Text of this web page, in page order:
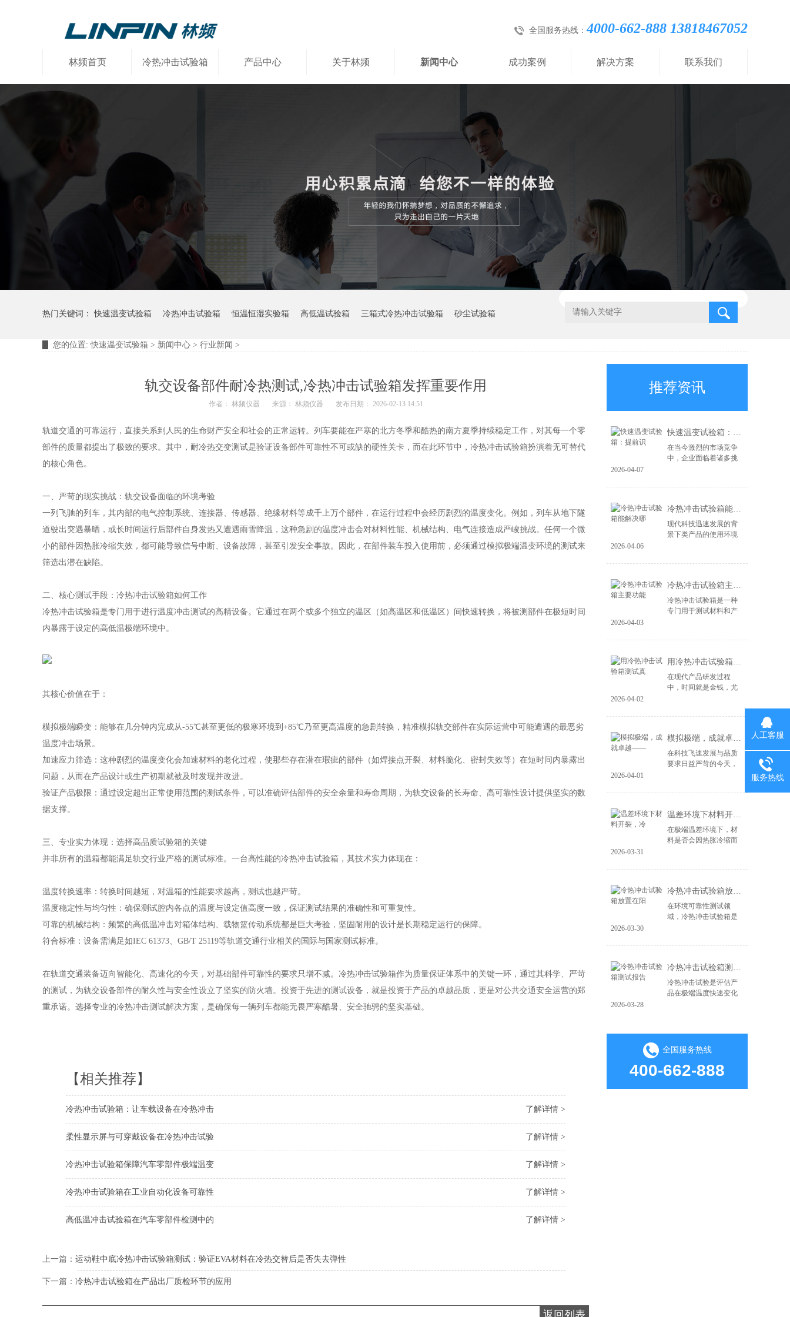
全国服务热线：4000-662-888 13818467052
林频首页 冷热冲击试验箱 产品中心 关于林频 新闻中心 成功案例 解决方案 联系我们
热门关键词：快速温变试验箱 冷热冲击试验箱 恒温恒湿实验箱 高低温试验箱 三箱式冷热冲击试验箱 砂尘试验箱
您的位置:快速温变试验箱 > 新闻中心 > 行业新闻 >
轨交设备部件耐冷热测试,冷热冲击试验箱发挥重要作用
作者： 林频仪器 来源： 林频仪器 发布日期： 2026-02-13 14:51
轨道交通的可靠运行，直接关系到人民的生命财产安全和社会的正常运转。列车要能在严寒的北方冬季和酷热的南方夏季持续稳定工作，对其每一个零
部件的质量都提出了极致的要求。其中，耐冷热交变测试是验证设备部件可靠性不可或缺的硬性关卡，而在此环节中，冷热冲击试验箱扮演着无可替代
的核心角色。
一、严苛的现实挑战：轨交设备面临的环境考验
一列飞驰的列车，其内部的电气控制系统、连接器、传感器、绝缘材料等成千上万个部件，在运行过程中会经历剧烈的温度变化。例如，列车从地下隧
道驶出突遇暴晒，或长时间运行后部件自身发热又遭遇雨雪降温，这种急剧的温度冲击会对材料性能、机械结构、电气连接造成严峻挑战。任何一个微
小的部件因热胀冷缩失效，都可能导致信号中断、设备故障，甚至引发安全事故。因此，在部件装车投入使用前，必须通过模拟极端温变环境的测试来
筛选出潜在缺陷。
二、核心测试手段：冷热冲击试验箱如何工作
冷热冲击试验箱是专门用于进行温度冲击测试的高精设备。它通过在两个或多个独立的温区（如高温区和低温区）间快速转换，将被测部件在极短时间
内暴露于设定的高低温极端环境中。
其核心价值在于：
模拟极端瞬变：能够在几分钟内完成从-55℃甚至更低的极寒环境到+85℃乃至更高温度的急剧转换，精准模拟轨交部件在实际运营中可能遭遇的最恶劣
温度冲击场景。
加速应力筛选：这种剧烈的温度变化会加速材料的老化过程，使那些存在潜在瑕疵的部件（如焊接点开裂、材料脆化、密封失效等）在短时间内暴露出
问题，从而在产品设计或生产初期就被及时发现并改进。
验证产品极限：通过设定超出正常使用范围的测试条件，可以准确评估部件的安全余量和寿命周期，为轨交设备的长寿命、高可靠性设计提供坚实的数
据支撑。
三、专业实力体现：选择高品质试验箱的关键
并非所有的温箱都能满足轨交行业严格的测试标准。一台高性能的冷热冲击试验箱，其技术实力体现在：
温度转换速率：转换时间越短，对温箱的性能要求越高，测试也越严苛。
温度稳定性与均匀性：确保测试腔内各点的温度与设定值高度一致，保证测试结果的准确性和可重复性。
可靠的机械结构：频繁的高低温冲击对箱体结构、载物篮传动系统都是巨大考验，坚固耐用的设计是长期稳定运行的保障。
符合标准：设备需满足如IEC 61373、GB/T 25119等轨道交通行业相关的国际与国家测试标准。
在轨道交通装备迈向智能化、高速化的今天，对基础部件可靠性的要求只增不减。冷热冲击试验箱作为质量保证体系中的关键一环，通过其科学、严苛
的测试，为轨交设备部件的耐久性与安全性设立了坚实的防火墙。投资于先进的测试设备，就是投资于产品的卓越品质，更是对公共交通安全运营的郑
重承诺。选择专业的冷热冲击测试解决方案，是确保每一辆列车都能无畏严寒酷暑、安全驰骋的坚实基础。
【相关推荐】
冷热冲击试验箱：让车载设备在冷热冲击 了解详情 >
柔性显示屏与可穿戴设备在冷热冲击试验 了解详情 >
冷热冲击试验箱保障汽车零部件极端温变 了解详情 >
冷热冲击试验箱在工业自动化设备可靠性 了解详情 >
高低温冲击试验箱在汽车零部件检测中的 了解详情 >
上一篇： 运动鞋中底冷热冲击试验箱测试：验证EVA材料在冷热交替后是否失去弹性
下一篇： 冷热冲击试验箱在产品出厂质检环节的应用
返回列表
推荐资讯
快速温变试验箱：提前识
在当今激烈的市场竞争
中，企业面临着诸多挑
市场上立于不败之地，
风险识别能力和高...
2026-04-07
冷热冲击试验箱能解决哪
现代科技迅速发展的背
景下类产品的使用环境
航空航天设备等，对材
了更高的要求。...
2026-04-06
冷热冲击试验箱主要功能
冷热冲击试验箱是一种
专门用于测试材料和产
包括： 温度变化模拟：
速将样品暴露于高...
2026-04-03
用冷热冲击试验箱测试真
在现代产品研发过程
中，时间就是金钱，尤
的产品成为企业成功的
作为一种重要的测试...
2026-04-02
模拟极端，成就卓越——
在科技飞速发展与品质
要求日益严苛的今天，
造，更在于其能否经受
环境的严峻考验。...
2026-04-01
温差环境下材料开裂，冷
在极端温差环境下，材
料是否会因热胀冷缩而
无论是电子产品、汽车
材料，微小的裂纹...
2026-03-31
冷热冲击试验箱放置在阳
在环境可靠性测试领
域，冷热冲击试验箱是
测试结果的准确性直接
成败。一个常被忽视...
2026-03-30
冷热冲击试验箱测试报告
冷热冲击试验是评估产
品在极端温度快速变化
要凭证。一份具备权威
性、可追溯性的专...
2026-03-28
全国服务热线
400-662-888
人工客服
服务热线